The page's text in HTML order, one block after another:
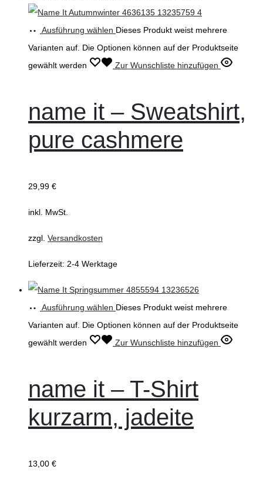
Ausführung wählen Dieses Produkt weist mehrere
Varianten auf. Die Optionen können auf der Produktseite
gewählt werden
Zur Wunschliste hinzufügen
name it – Sweatshirt,
pure cashmere
29,99 €
inkl. MwSt.
zzgl. Versandkosten
Lieferzeit: 2-4 Werktage
Ausführung wählen Dieses Produkt weist mehrere
Varianten auf. Die Optionen können auf der Produktseite
gewählt werden
Zur Wunschliste hinzufügen
name it – T-Shirt
kurzarm, jadeite
13,00 €